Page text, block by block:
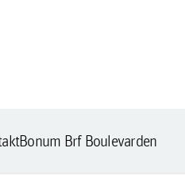
Bonum Brf Boulevarden